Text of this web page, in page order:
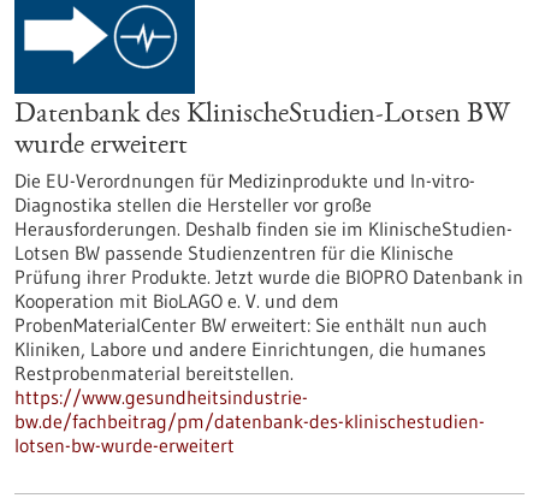
Datenbank des KlinischeStudien-Lotsen BW
wurde erweitert
Die EU-Verordnungen für Medizinprodukte und In-vitro-
Diagnostika stellen die Hersteller vor große
Herausforderungen. Deshalb finden sie im KlinischeStudien-
Lotsen BW passende Studienzentren für die Klinische
Prüfung ihrer Produkte. Jetzt wurde die BIOPRO Datenbank in
Kooperation mit BioLAGO e. V. und dem
ProbenMaterialCenter BW erweitert: Sie enthält nun auch
Kliniken, Labore und andere Einrichtungen, die humanes
Restprobenmaterial bereitstellen.
https://www.gesundheitsindustrie-
bw.de/fachbeitrag/pm/datenbank-des-klinischestudien-
lotsen-bw-wurde-erweitert